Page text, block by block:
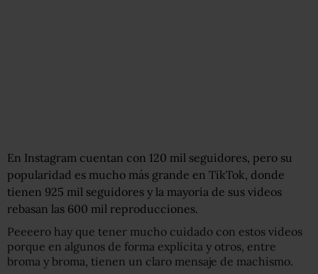
En Instagram cuentan con 120 mil seguidores, pero su
popularidad es mucho más grande en TikTok, donde
tienen 925 mil seguidores y la mayoría de sus videos
rebasan las 600 mil reproducciones.
Peeeero hay que tener mucho cuidado con estos videos
porque en algunos de forma explícita y otros, entre
broma y broma, tienen un claro mensaje de machismo.